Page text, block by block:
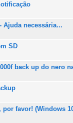
de 5 na totalidade
1234
Ajuda necessária...
0 de 5 na totalidade
12345
SD
de 5 na totalidade
back up do nero
0 de 5 na totalidade
123 45
de 5 na totalidade
por favor! (Windows
0 de 5 na totalidade
1234 5